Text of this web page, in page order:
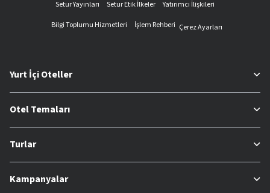
Setur Yayınları
Setur Etik İlkeler
Yatırımcı İlişkileri
Bilgi Toplumu Hizmetleri
İşlem Rehberi Çerez Ayarları
Yurt İçi Oteller
Otel Temaları
Turlar
Kampanyalar